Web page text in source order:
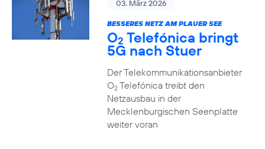
03. März 2026
BESSERES NETZ AM PLAUER SEE
O2 Telefónica bringt
5G nach Stuer
Der Telekommunikationsanbieter
O2Telefónica treibt den
Netzausbau in der
Mecklenburgischen Seenplatte
weiter voran